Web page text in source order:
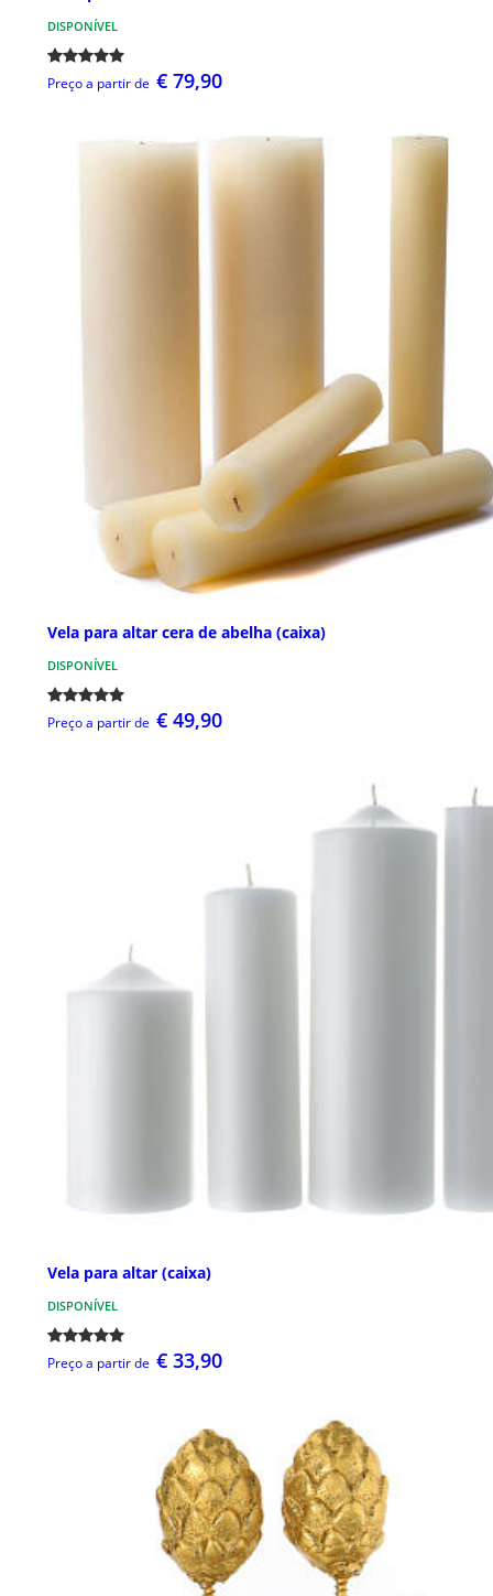
DISPONÍVEL
Preço a partir de € 79,90
Vela para altar cera de abelha (caixa)
DISPONÍVEL
Preço a partir de € 49,90
Vela para altar (caixa)
DISPONÍVEL
Preço a partir de € 33,90